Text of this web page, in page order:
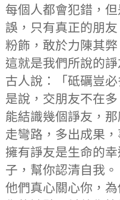
每個人都會犯錯，
誤，只有真正的朋
粉飾，敢於力陳其弊
這就是我們所說的諍
古人說：「砥礪豈
是說，交朋友不在
能結識幾個諍友，
走彎路，多出成果，
擁有諍友是生命的
子，幫你認清自我。
他們真心關心你，